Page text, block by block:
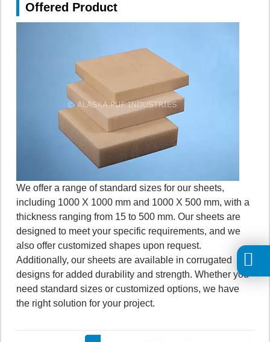
Offered Product
We offer a range of standard sizes for our sheets,
including 1000 X 1000 mm and 1000 X 500 mm, with a
thickness ranging from 15 to 500 mm. Our sheets are
designed to meet your specific requirements, and we
also offer customized shapes upon request.
Additionally, our sheets are available in corrugated
designs for added durability and strength. Whether you
need standard sizes or customized options, we have
the right solution for your project.